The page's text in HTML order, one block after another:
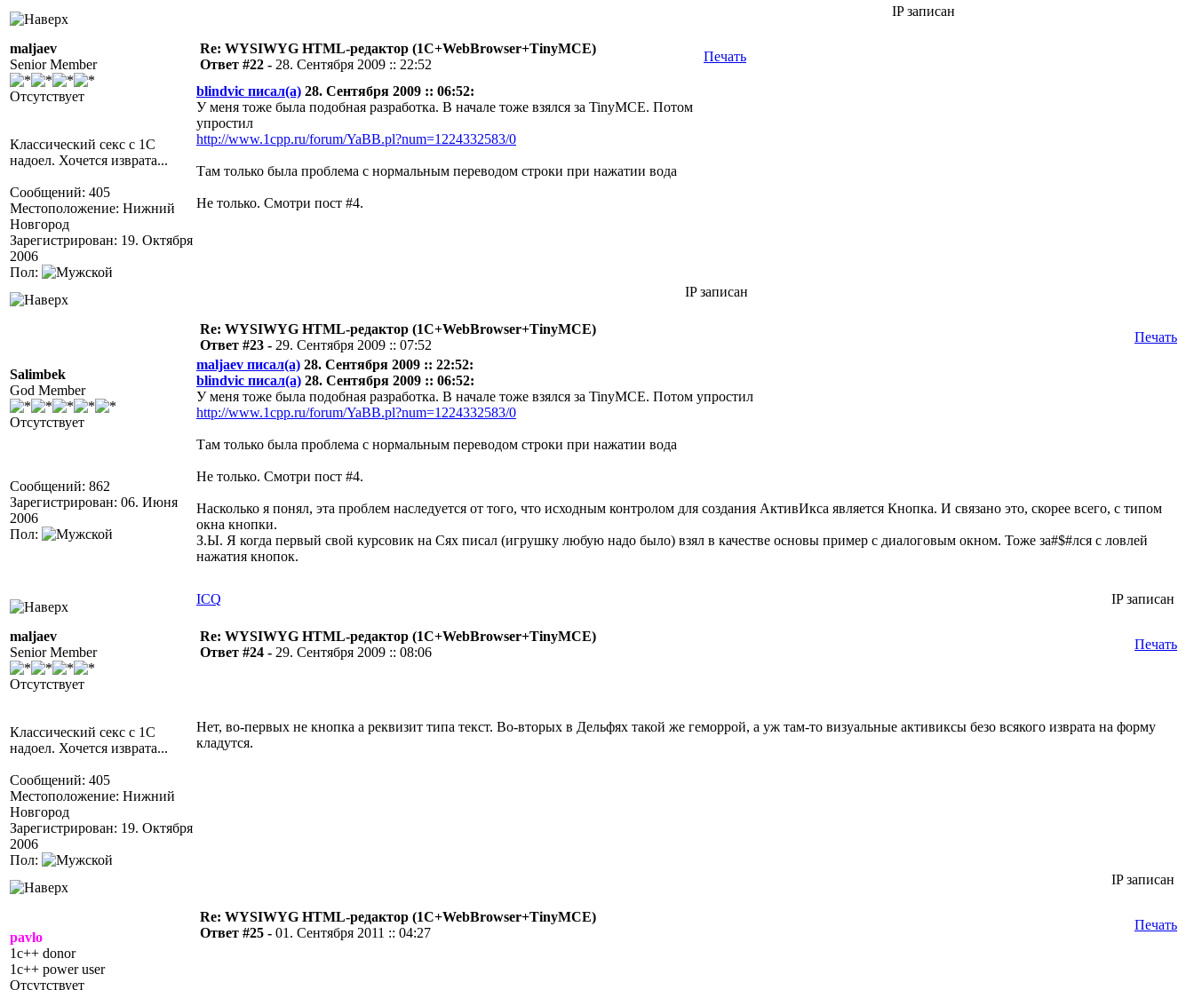
IP записан
maljaev
Senior Member
Отсутствует
Классический секс с 1С
надоел. Хочется изврата...
Сообщений: 405
Местоположение: Нижний
Новгород
Зарегистрирован: 19. Октября
2006
Пол:
Re: WYSIWYG HTML-редактор (1С+WebBrowser+TinyMCE)
Ответ #22 - 28. Сентября 2009 :: 22:52
Печать
blindvic писал(а) 28. Сентября 2009 :: 06:52:
У меня тоже была подобная разработка. В начале тоже взялся за TinyMCE. Потом
упростил
http://www.1cpp.ru/forum/YaBB.pl?num=1224332583/0
Там только была проблема с нормальным переводом строки при нажатии вода
Не только. Смотри пост #4.
IP записан
Salimbek
God Member
Отсутствует
Сообщений: 862
Зарегистрирован: 06. Июня
2006
Пол:
Re: WYSIWYG HTML-редактор (1С+WebBrowser+TinyMCE)
Ответ #23 - 29. Сентября 2009 :: 07:52
Печать
maljaev писал(а) 28. Сентября 2009 :: 22:52:
blindvic писал(а) 28. Сентября 2009 :: 06:52:
У меня тоже была подобная разработка. В начале тоже взялся за TinyMCE. Потом упростил
http://www.1cpp.ru/forum/YaBB.pl?num=1224332583/0
Там только была проблема с нормальным переводом строки при нажатии вода
Не только. Смотри пост #4.
Насколько я понял, эта проблем наследуется от того, что исходным контролом для создания АктивИкса является Кнопка. И связано это, скорее всего, с типом
окна кнопки.
З.Ы. Я когда первый свой курсовик на Сях писал (игрушку любую надо было) взял в качестве основы пример с диалоговым окном. Тоже за#$#лся с ловлей
нажатия кнопок.
ICQ IP записан
maljaev
Senior Member
Отсутствует
Классический секс с 1С
надоел. Хочется изврата...
Сообщений: 405
Местоположение: Нижний
Новгород
Зарегистрирован: 19. Октября
2006
Пол:
Re: WYSIWYG HTML-редактор (1С+WebBrowser+TinyMCE)
Ответ #24 - 29. Сентября 2009 :: 08:06
Печать
Нет, во-первых не кнопка а реквизит типа текст. Во-вторых в Дельфях такой же геморрой, а уж там-то визуальные активиксы безо всякого изврата на форму
кладутся.
IP записан
pavlo
1c++ donor
1c++ power user
Отсутствует
Re: WYSIWYG HTML-редактор (1С+WebBrowser+TinyMCE)
Ответ #25 - 01. Сентября 2011 :: 04:27
Печать